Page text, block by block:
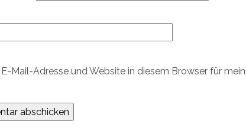
Mail-Adresse und Website in diesem Browser für